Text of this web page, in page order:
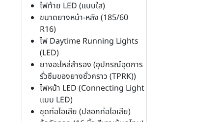
ไฟท้าย LED (แบบใส)
ขนาดยางหน้า-หลัง (185/60
R16)
ไฟ Daytime Running Lights
(LED)
ยางอะไหล่สำรอง (อุปกรณ์อุดการ
รั่วซึมของยางชั่วคราว (TPRK))
ไฟหน้า LED (Connecting Light
แบบ LED)
ชุดท่อไอเสีย (ปลอกท่อไอเสีย)